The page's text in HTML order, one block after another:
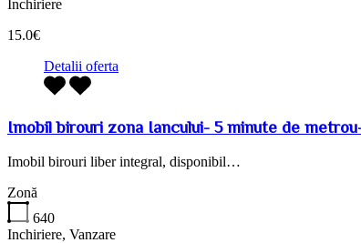
Inchiriere
15.0€
Detalii oferta
Imobil birouri zona Iancului- 5 minute de
Imobil birouri liber integral, disponibil…
Zonă
640
Inchiriere, Vanzare